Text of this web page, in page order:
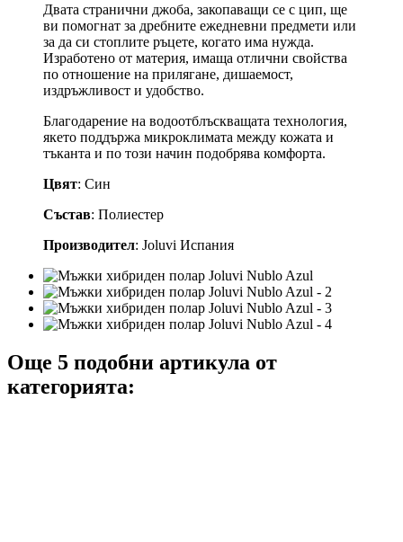
Двата странични джоба, закопаващи се с цип, ще
ви помогнат за дребните ежедневни предмети или
за да си стоплите ръцете, когато има нужда.
Изработено от материя, имаща отлични свойства
по отношение на прилягане, дишаемост,
издръжливост и удобство.
Благодарение на водоотблъскващата технология,
якето поддържа микроклимата между кожата и
тъканта и по този начин подобрява комфорта.
Цвят: Син
Състав: Полиестер
Производител: Joluvi Испания
Още 5 подобни артикула от
категорията: